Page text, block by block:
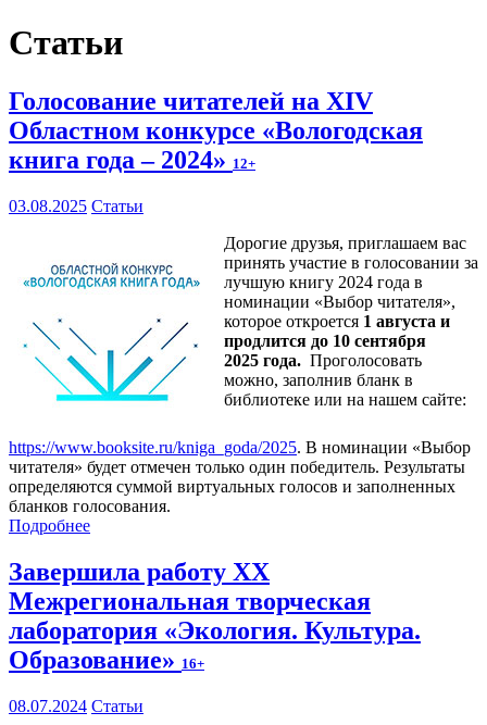
Статьи
Голосование читателей на XIV
Областном конкурсе «Вологодская
книга года – 2024» 12+
03.08.2025 Статьи
Дорогие друзья, приглашаем вас
принять участие в голосовании за
лучшую книгу 2024 года в
номинации «Выбор читателя»,
которое откроется 1 августа и
продлится до 10 сентября
2025 года. Проголосовать
можно, заполнив бланк в
библиотеке или на нашем сайте:
https://www.booksite.ru/kniga_goda/2025. В номинации «Выбор
читателя» будет отмечен только один победитель. Результаты
определяются суммой виртуальных голосов и заполненных
бланков голосования.
Подробнее
Завершила работу XX
Межрегиональная творческая
лаборатория «Экология. Культура.
Образование» 16+
08.07.2024 Статьи